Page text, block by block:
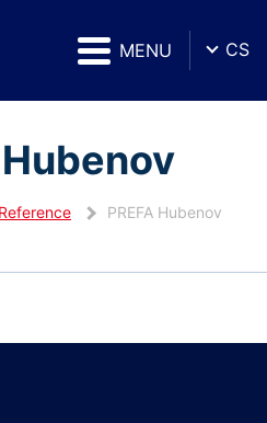
MENU CS
Hubenov
Reference PREFA Hubenov